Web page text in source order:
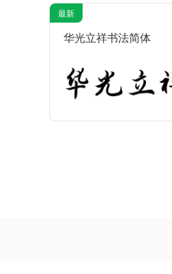
最新
华光立祥书法简体